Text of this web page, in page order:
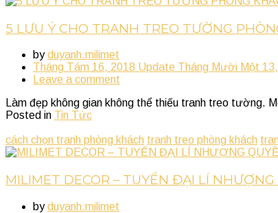
5 LƯU Ý CHO TRANH TREO TƯỜNG
byduyanh.milimet
Tháng Tám 16, 2018 Update Tháng Mười Một
Leave a comment
Làm đẹp không gian không thể thiếu tranh treo tường.
Posted in Tin Tức
cách chọn tranh phòng khách tranh treo phòng khách
MILIMET DECOR – TUYỂN ĐẠI LÍ
byduyanh.milimet